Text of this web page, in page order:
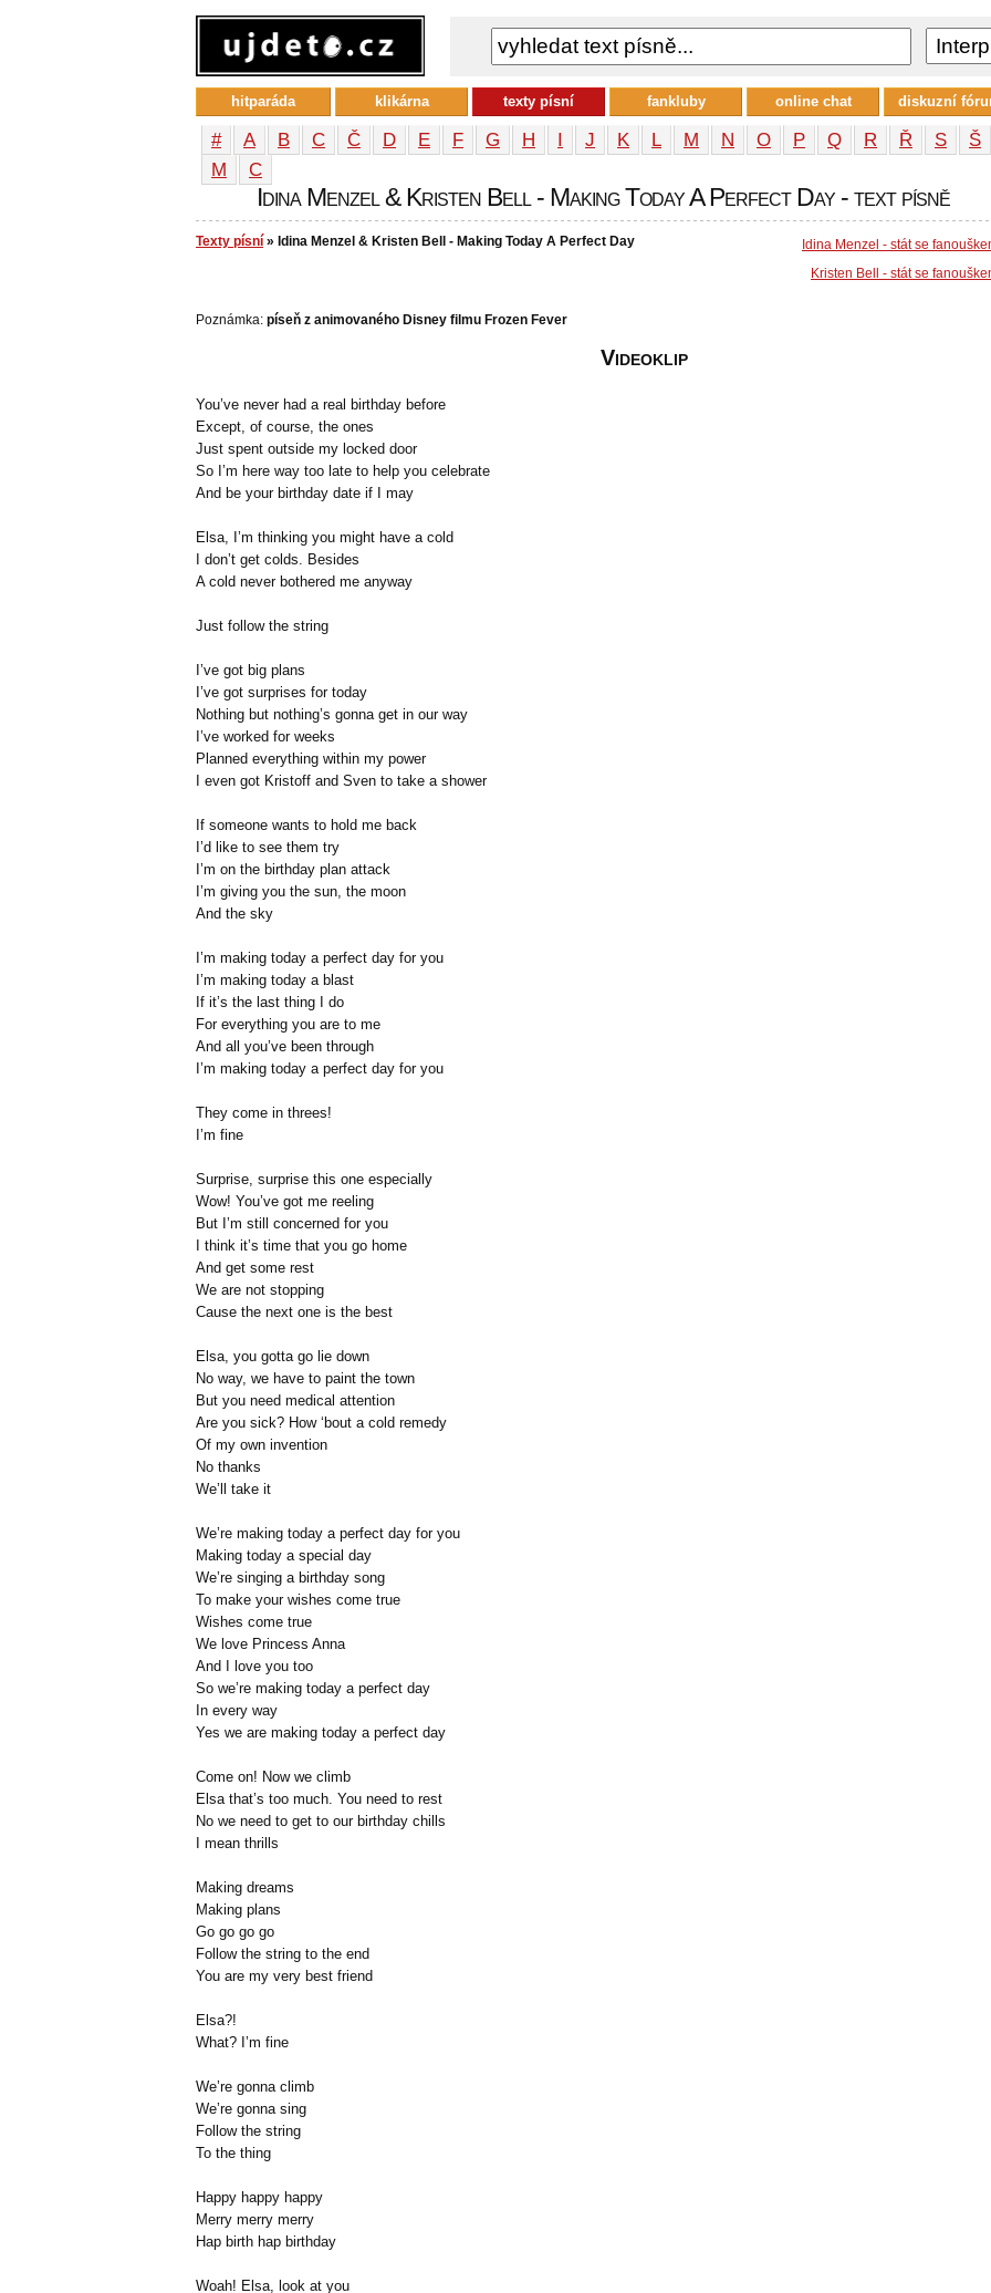
# A B C Č D E F G H I J K L M N O P Q R Ř S Š
М
С
Idina Menzel & Kristen Bell - Making Today A Perfect Day - text písně
Texty písní » Idina Menzel & Kristen Bell - Making Today A Perfect Day
Idina Menzel - stát se
Kristen Bell - stát se
Poznámka: píseň z animovaného Disney filmu Frozen Fever
You’ve never had a real birthday before
Except, of course, the ones
Just spent outside my locked door
So I’m here way too late to help you celebrate
And be your birthday date if I may
Elsa, I’m thinking you might have a cold
I don’t get colds. Besides
A cold never bothered me anyway
Just follow the string
I’ve got big plans
I’ve got surprises for today
Nothing but nothing’s gonna get in our way
I’ve worked for weeks
Planned everything within my power
I even got Kristoff and Sven to take a shower
If someone wants to hold me back
I’d like to see them try
I’m on the birthday plan attack
I’m giving you the sun, the moon
And the sky
I’m making today a perfect day for you
I’m making today a blast
If it’s the last thing I do
For everything you are to me
And all you’ve been through
I’m making today a perfect day for you
They come in threes!
I’m fine
Surprise, surprise this one especially
Wow! You’ve got me reeling
But I’m still concerned for you
I think it’s time that you go home
And get some rest
We are not stopping
Cause the next one is the best
Elsa, you gotta go lie down
No way, we have to paint the town
But you need medical attention
Are you sick? How ‘bout a cold remedy
Of my own invention
No thanks
We’ll take it
We’re making today a perfect day for you
Making today a special day
We’re singing a birthday song
To make your wishes come true
Wishes come true
We love Princess Anna
And I love you too
So we’re making today a perfect day
In every way
Yes we are making today a perfect day
Come on! Now we climb
Elsa that’s too much. You need to rest
No we need to get to our birthday chills
I mean thrills
Making dreams
Making plans
Go go go go
Follow the string to the end
You are my very best friend
Elsa?!
What? I’m fine
We’re gonna climb
We’re gonna sing
Follow the string
To the thing
Happy happy happy
Merry merry merry
Hap birth hap birthday
Woah! Elsa, look at you
Videoklip
hitparáda klikárna texty písní fankluby online chat diskuzní